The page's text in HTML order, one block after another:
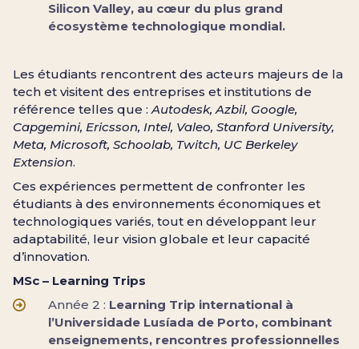
Silicon Valley, au cœur du plus grand
écosystème technologique mondial.
Les étudiants rencontrent des acteurs majeurs de la
tech et visitent des entreprises et institutions de
référence telles que :Autodesk, Azbil, Google,
Capgemini, Ericsson, Intel, Valeo, Stanford University,
Meta, Microsoft, Schoolab, Twitch, UC Berkeley
Extension.
Ces expériences permettent de confronter les
étudiants à des environnements économiques et
technologiques variés, tout en développant leur
adaptabilité, leur vision globale et leur capacité
d’innovation.
MSc – Learning Trips
Année 2 : Learning Trip international à
l’Universidade Lusíada de Porto, combinant
enseignements, rencontres professionnelles